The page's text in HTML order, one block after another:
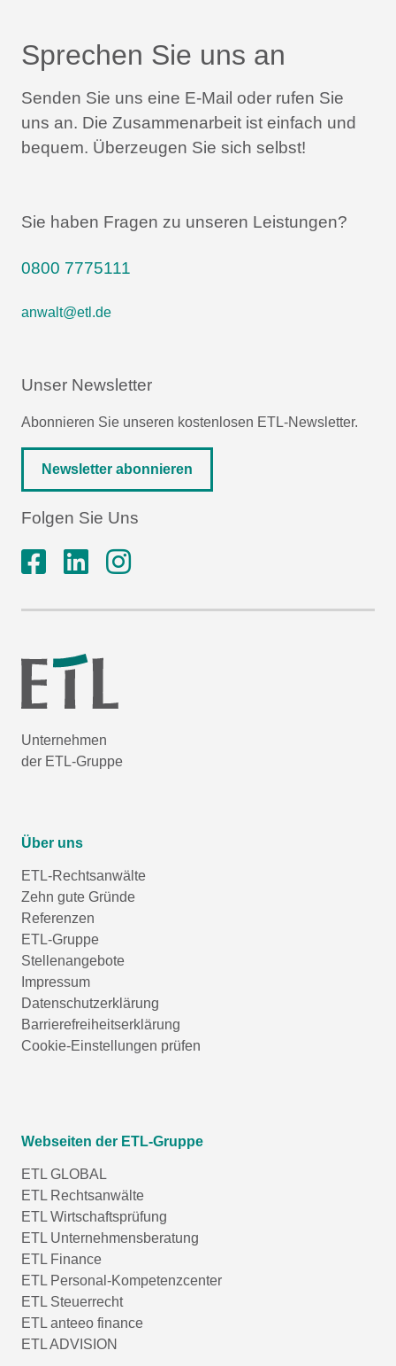
Sprechen Sie uns an
Senden Sie uns eine E-Mail oder rufen Sie
uns an. Die Zusammenarbeit ist einfach und
bequem. Überzeugen Sie sich selbst!
Sie haben Fragen zu unseren Leistungen?
0800 7775111
anwalt@etl.de
Unser Newsletter
Abonnieren Sie unseren kostenlosen ETL-Newsletter.
Newsletter abonnieren
Folgen Sie Uns
Unternehmen
der ETL-Gruppe
Über uns
ETL-Rechtsanwälte
Zehn gute Gründe
Referenzen
ETL-Gruppe
Stellenangebote
Impressum
Datenschutzerklärung
Barrierefreiheitserklärung
Cookie-Einstellungen prüfen
Webseiten der ETL-Gruppe
ETL GLOBAL
ETL Rechtsanwälte
ETL Wirtschaftsprüfung
ETL Unternehmensberatung
ETL Finance
ETL Personal-Kompetenzcenter
ETL Steuerrecht
ETL anteeo finance
ETL ADVISION